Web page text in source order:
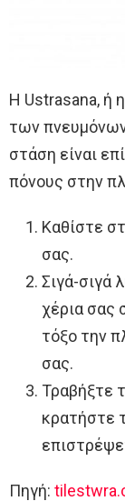
Η Ustrasana, ή
των
στάση είναι
πόνους στην
Καθίστε
σας.
Σιγά-σιγά
χέρια σας
τόξο την
σας.
Τραβήξτε
κρατήστε
Πηγή: